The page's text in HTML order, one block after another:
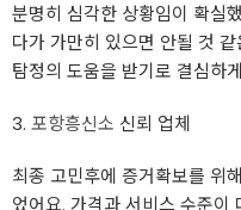
분명히 심각한 상황임이 확실
다가 가만히 있으면 안될 것
탐정의 도움을 받기로 결심하
3. 포항흥신소 신뢰 업체
최종 고민후에 증거확보를 위
었어요. 가격과 서비스 수준이